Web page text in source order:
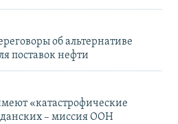
об альтернативе
поставок нефти
«катастрофические
– миссия ООН